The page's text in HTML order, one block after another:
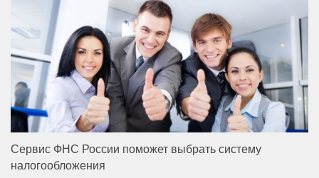
Сервис ФНС России поможет выбрать систему
налогообложения